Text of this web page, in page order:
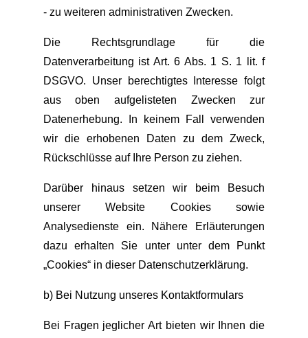
- zu weiteren administrativen Zwecken.
Die Rechtsgrundlage für die
Datenverarbeitung ist Art. 6 Abs. 1 S. 1 lit. f
DSGVO. Unser berechtigtes Interesse folgt
aus oben aufgelisteten Zwecken zur
Datenerhebung. In keinem Fall verwenden
wir die erhobenen Daten zu dem Zweck,
Rückschlüsse auf Ihre Person zu ziehen.
Darüber hinaus setzen wir beim Besuch
unserer Website Cookies sowie
Analysedienste ein. Nähere Erläuterungen
dazu erhalten Sie unter unter dem Punkt
„Cookies“ in dieser Datenschutzerklärung.
b) Bei Nutzung unseres Kontaktformulars
Bei Fragen jeglicher Art bieten wir Ihnen die